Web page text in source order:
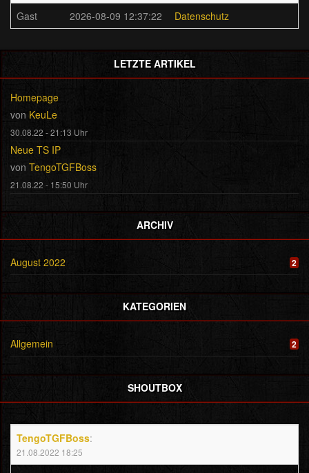
Gast
2026-08-09 12:37:22 Datenschutz
LETZTE ARTIKEL
Homepage
von KeuLe
30.08.22 - 21:13 Uhr
Neue TS IP
von TengoTGFBoss
21.08.22 - 15:50 Uhr
ARCHIV
August 2022 2
KATEGORIEN
Allgemein 2
SHOUTBOX
TengoTGFBoss:
21.08.2022 18:25